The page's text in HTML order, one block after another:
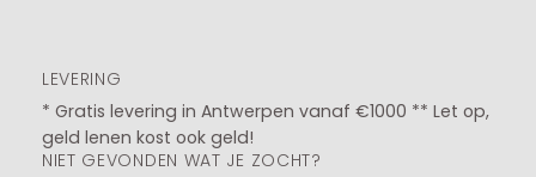
LEVERING
* Gratis levering in Antwerpen vanaf €1000 ** Let op,
geld lenen kost ook geld!
NIET GEVONDEN WAT JE ZOCHT?